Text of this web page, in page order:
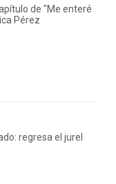
de "Me enteré
Pérez
regresa el jurel